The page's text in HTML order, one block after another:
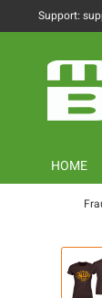
Support:
HOME